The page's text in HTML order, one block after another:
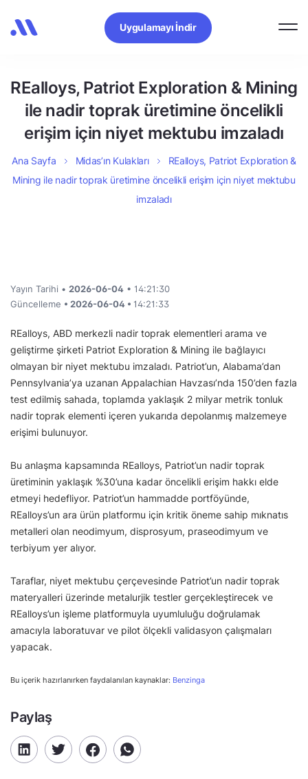
Uygulamayı İndir
REalloys, Patriot Exploration & Mining
ile nadir toprak üretimine öncelikli
erişim için niyet mektubu imzaladı
Ana Sayfa Midas’ın Kulakları
REalloys, Patriot Exploration &
Mining ile nadir toprak üretimine öncelikli erişim için niyet mektubu
imzaladı
Yayın Tarihi • 2026-06-04 • 14:21:30
Güncelleme • 2026-06-04 • 14:21:33
REalloys, ABD merkezli nadir toprak elementleri arama ve
geliştirme şirketi Patriot Exploration & Mining ile bağlayıcı
olmayan bir niyet mektubu imzaladı. Patriot’un, Alabama’dan
Pennsylvania’ya uzanan Appalachian Havzası’nda 150’den fazla
test edilmiş sahada, toplamda yaklaşık 2 milyar metrik tonluk
nadir toprak elementi içeren yukarıda depolanmış malzemeye
erişimi bulunuyor.
Bu anlaşma kapsamında REalloys, Patriot’un nadir toprak
üretiminin yaklaşık %30’una kadar öncelikli erişim hakkı elde
etmeyi hedefliyor. Patriot’un hammadde portföyünde,
REalloys’un ara ürün platformu için kritik öneme sahip mıknatıs
metalleri olan neodimyum, disprosyum, praseodimyum ve
terbiyum yer alıyor.
Taraflar, niyet mektubu çerçevesinde Patriot’un nadir toprak
materyalleri üzerinde metalurjik testler gerçekleştirecek ve
REalloys’un işleme platformuyla uyumluluğu doğrulamak
amacıyla laboratuvar ve pilot ölçekli validasyon çalışmaları
yapacak.
Bu içerik hazırlanırken faydalanılan kaynaklar: Benzinga
Paylaş